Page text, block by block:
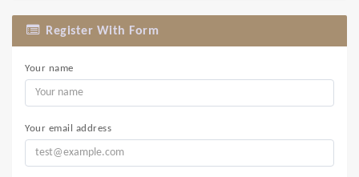
Register With Form
Your name
Your email address